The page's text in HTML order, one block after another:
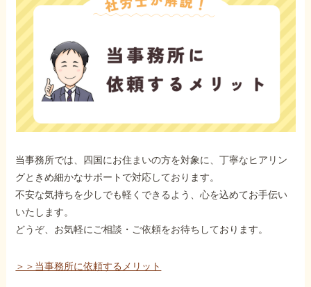
当事務所では、四国にお住まいの方を対象に、丁寧なヒアリン
グときめ細かなサポートで対応しております。
不安な気持ちを少しでも軽くできるよう、心を込めてお手伝い
いたします。
どうぞ、お気軽にご相談・ご依頼をお待ちしております。
＞＞当事務所に依頼するメリット